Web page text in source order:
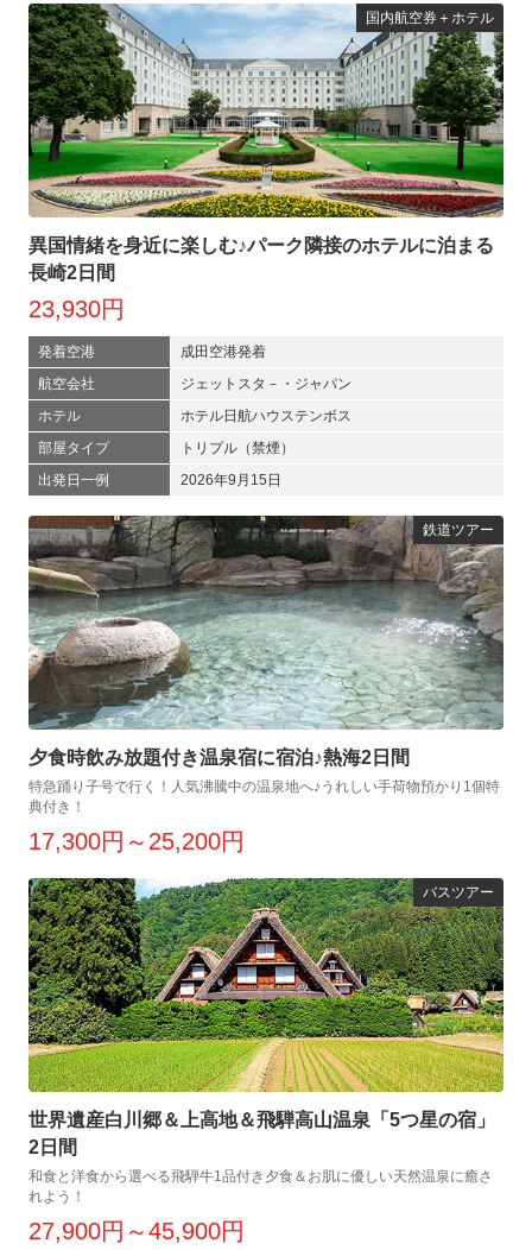
国内航空券＋ホテル
異国情緒を身近に楽しむ♪パーク隣接のホテルに泊まる
長崎2日間
23,930円
発着空港
成田空港発着
航空会社
ジェットスタ－・ジャパン
ホテル
ホテル日航ハウステンボス
部屋タイプ
トリプル（禁煙）
出発日一例
2026年9月15日
鉄道ツアー
夕食時飲み放題付き温泉宿に宿泊♪熱海2日間
特急踊り子号で行く！人気沸騰中の温泉地へ♪うれしい手荷物預かり1個特
典付き！
17,300円～25,200円
バスツアー
世界遺産白川郷＆上高地＆飛騨高山温泉「5つ星の宿」
2日間
和食と洋食から選べる飛騨牛1品付き夕食＆お肌に優しい天然温泉に癒さ
れよう！
27,900円～45,900円